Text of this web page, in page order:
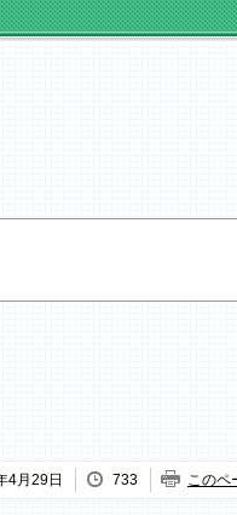
4月29日 733 このペ